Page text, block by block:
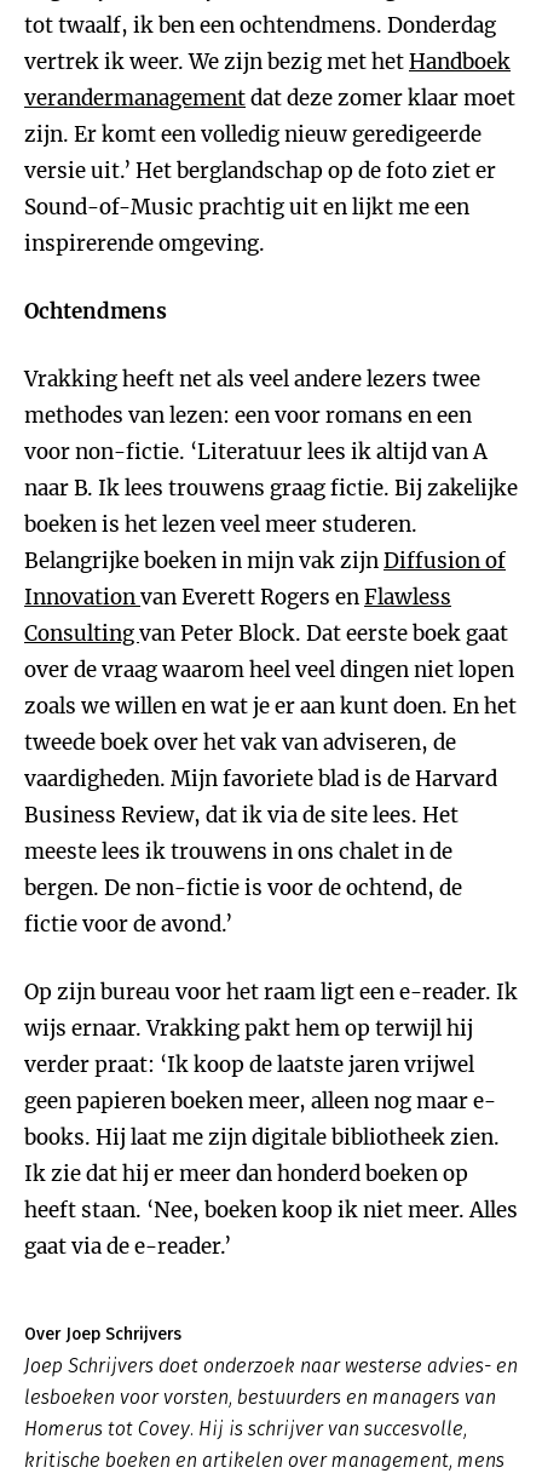
tot twaalf, ik ben een ochtendmens. Donderdag
vertrek ik weer. We zijn bezig met hetHandboek
verandermanagementdat deze zomer klaar moet
zijn. Er komt een volledig nieuw geredigeerde
versie uit.’ Het berglandschap op de foto ziet er
Sound-of-Music prachtig uit en lijkt me een
inspirerende omgeving.
Ochtendmens
Vrakking heeft net als veel andere lezers twee
methodes van lezen: een voor romans en een
voor non-fictie. ‘Literatuur lees ik altijd van A
naar B. Ik lees trouwens graag fictie. Bij zakelijke
boeken is het lezen veel meer studeren.
Belangrijke boeken in mijn vak zijnDiffusion of
Innovationvan Everett Rogers enFlawless
Consultingvan Peter Block. Dat eerste boek gaat
over de vraag waarom heel veel dingen niet lopen
zoals we willen en wat je er aan kunt doen. En het
tweede boek over het vak van adviseren, de
vaardigheden. Mijn favoriete blad is de Harvard
Business Review, dat ik via de site lees. Het
meeste lees ik trouwens in ons chalet in de
bergen. De non-fictie is voor de ochtend, de
fictie voor de avond.’
Op zijn bureau voor het raam ligt een e-reader. Ik
wijs ernaar. Vrakking pakt hem op terwijl hij
verder praat: ‘Ik koop de laatste jaren vrijwel
geen papieren boeken meer, alleen nog maar e-
books. Hij laat me zijn digitale bibliotheek zien.
Ik zie dat hij er meer dan honderd boeken op
heeft staan. ‘Nee, boeken koop ik niet meer. Alles
gaat via de e-reader.’
Over Joep Schrijvers
Joep Schrijvers doet onderzoek naar westerse advies- en
lesboeken voor vorsten, bestuurders en managers van
Homerus tot Covey. Hij is schrijver van succesvolle,
kritische boeken en artikelen over management, mens